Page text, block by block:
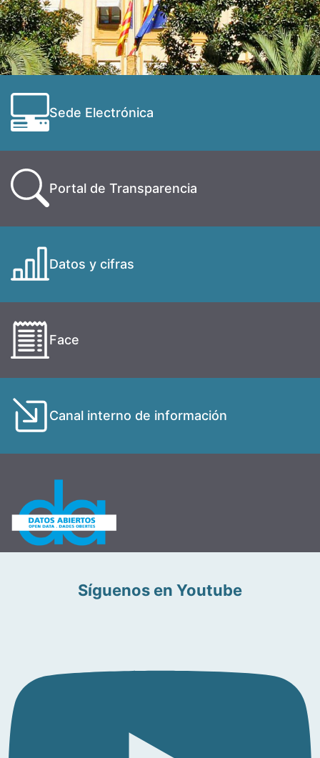
Sede Electrónica
Portal de Transparencia
Datos y cifras
Face
Canal interno de información
Síguenos en Youtube